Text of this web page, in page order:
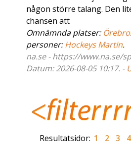
någon större talang. Den
chansen att
Omnämnda platser: Örebro
personer:Hockeys Martin.
na.se - https://www.na.se/
Datum: 2026-08-05 10:17. -
Resultatsidor: 1 2 3 4